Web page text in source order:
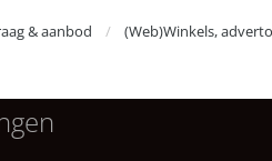
& aanbod (Web)Winkels,